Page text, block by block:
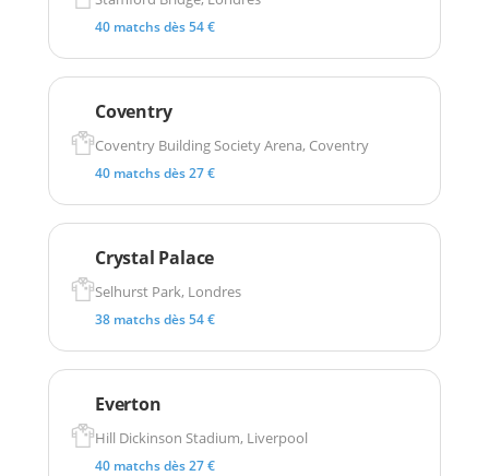
40 matchs dès 54 €
Coventry
Coventry Building Society Arena, Coventry
40 matchs dès 27 €
Crystal Palace
Selhurst Park, Londres
38 matchs dès 54 €
Everton
Hill Dickinson Stadium, Liverpool
40 matchs dès 27 €